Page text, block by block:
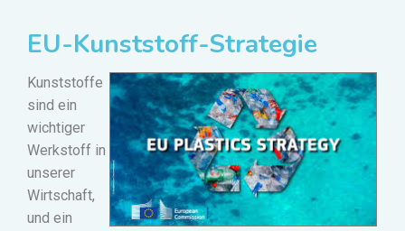
EU-Kunststoff-Strategie
Kunststoffe
sind ein
wichtiger
Werkstoff in
unserer
Wirtschaft,
und ein